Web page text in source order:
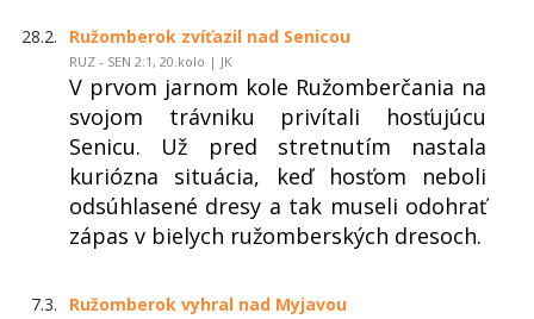
28.2. Ružomberok zvíťazil nad Senicou
RUZ - SEN 2:1, 20.kolo | JK
V prvom jarnom kole Ružomberčania na
svojom trávniku privítali hosťujúcu
Senicu. Už pred stretnutím nastala
kuriózna situácia, keď hosťom neboli
odsúhlasené dresy a tak museli odohrať
zápas v bielych ružomberských dresoch.
7.3. Ružomberok vyhral nad Myjavou